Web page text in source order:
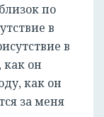
по
в
в
он
как он
за меня